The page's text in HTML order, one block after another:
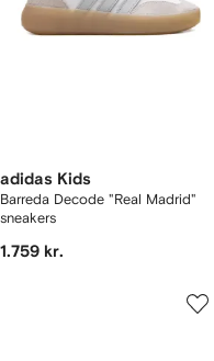
adidas Kids
Barreda Decode "Real Madrid"
sneakers
1.759 kr.